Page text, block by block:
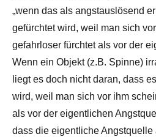
„wenn das als angstauslösend
gefürchtet wird, weil man sich
gefahrloser fürchtet als vor der
Wenn ein Objekt (z.B. Spinne)
liegt es doch nicht daran, dass
wird, weil man sich vor ihm
als vor der eigentlichen
dass die eigentliche Angstquelle